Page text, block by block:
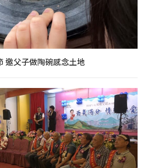
邀父子做陶碗感念土地